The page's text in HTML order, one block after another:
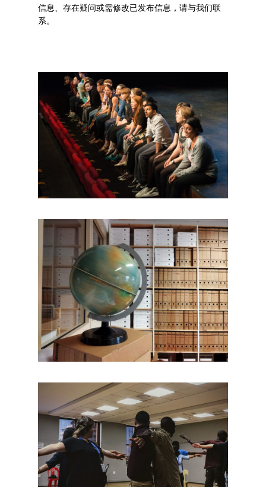
信息、存在疑问或需修改已发布信息，请与我们联
系。